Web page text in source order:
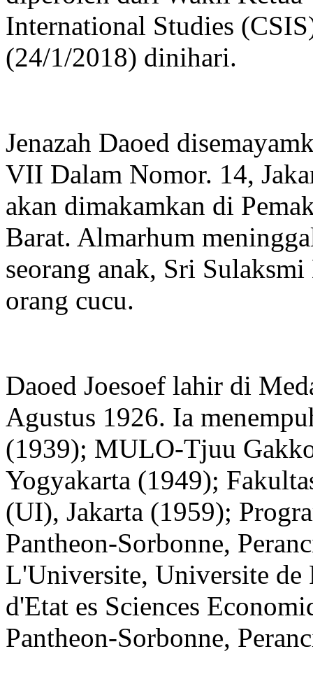
International Studies
(24/1/2018) dinihari.
Jenazah Daoed
VII Dalam Nomor. 14,
akan dimakamkan di
Barat. Almarhum
seorang anak, Sri
orang cucu.
Daoed Joesoef lahir di
Agustus 1926. Ia
(1939); MULO-Tjuu
Yogyakarta (1949);
(UI), Jakarta (1959);
Pantheon-Sorbonne,
L'Universite, Universite de
d'Etat es Sciences
Pantheon-Sorbonne,